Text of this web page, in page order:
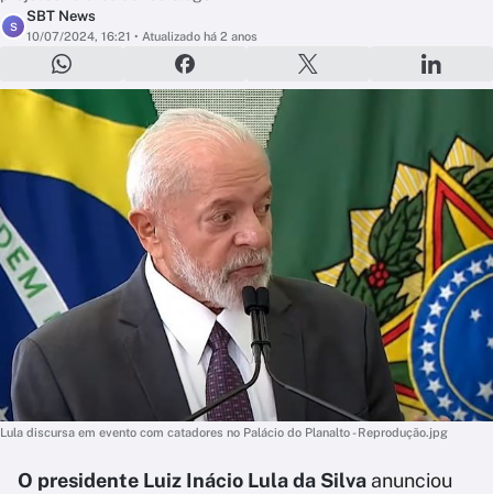
S
SBT News
10/07/2024, 16:21 • Atualizado há 2 anos
Lula discursa em evento com catadores no Palácio do Planalto - Reprodução.jpg
O presidente Luiz Inácio Lula da Silva anunciou